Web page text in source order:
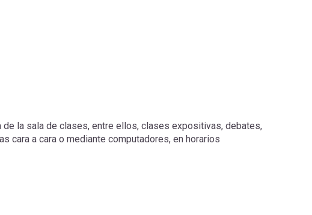
la sala de clases, entre ellos, clases expositivas, debates,
cara a cara o mediante computadores, en horarios